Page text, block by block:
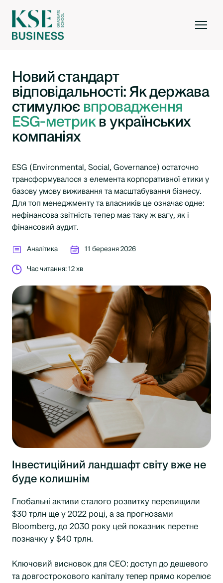
Новий стандарт
відповідальності: Як держава
стимулює впровадження
ESG-метрикв українських
компаніях
ESG (Environmental, Social, Governance) остаточно
трансформувалося з елемента корпоративної етики у
базову умову виживання та масштабування бізнесу.
Для топ менеджменту та власників це означає одне:
нефінансова звітність тепер має таку ж вагу, як і
фінансовий аудит.
Аналітика 11 березня 2026
Час читання: 12 хв
Інвестиційний ландшафт світу вже не
буде колишнім
Глобальні активи сталого розвитку перевищили
$30 трлн ще у 2022 році, а за прогнозами
Bloomberg, до 2030 року цей показник перетне
позначку у $40 трлн.
Ключовий висновок для CEO: доступ до дешевого
та довгострокового капіталу тепер прямо корелює